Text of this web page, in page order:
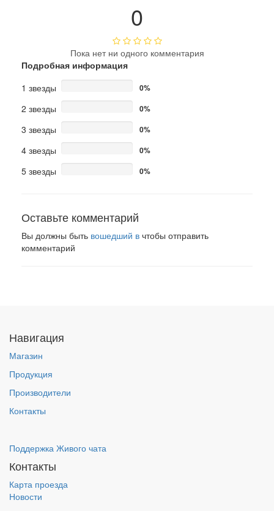
0
Пока нет ни одного комментария
Подробная информация
1 звезды
0%
2 звезды 0%
3 звезды 0%
4 звезды 0%
5 звезды 0%
Оставьте комментарий
Вы должны быть вошедший в чтобы отправить
комментарий
Навигация
Магазин
Продукция
Производители
Контакты
Поддержка Живого чата
Контакты
Карта проезда
Новости